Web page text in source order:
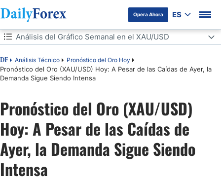
Opera Ahora ES
Tabla de contenidos
DF Análisis Técnico Pronóstico del Oro Hoy
Pronóstico del Oro (XAU/USD) Hoy: A Pesar de las Caídas de Ayer, la
Demanda Sigue Siendo Intensa
Análisis del Gráfico Semanal en el XAU/USD
Análisis del Gráfico Semanal en el XAU/USD
Análisis del Gráfico Diario en el XAU/USD
El Mercado Podría Seguir en Modo «Risk – Off»
Pronóstico del Oro (XAU/USD)
Hoy: A Pesar de las Caídas de
Ayer, la Demanda Sigue Siendo
Intensa